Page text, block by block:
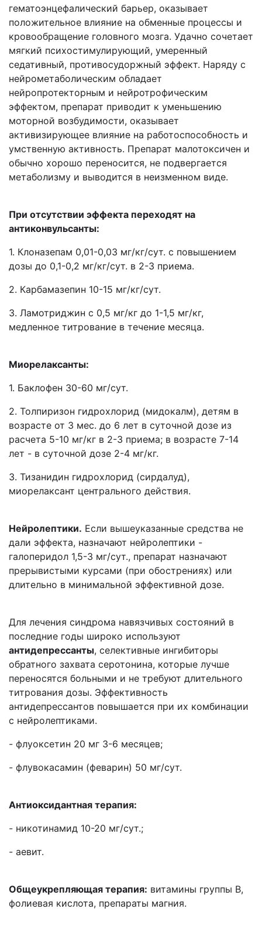
гематоэнцефалический барьер, оказывает
положительное влияние на обменные процессы и
кровообращение головного мозга. Удачно сочетает
мягкий психостимулирующий, умеренный
седативный, противосудоржный эффект. Наряду с
нейрометаболическим обладает
нейропротекторным и нейротрофическим
эффектом, препарат приводит к уменьшению
моторной возбудимости, оказывает
активизирующее влияние на работоспособность и
умственную активность. Препарат малотоксичен и
обычно хорошо переносится, не подвергается
метаболизму и выводится в неизменном виде.
При отсутствии эффекта переходят на
антиконвульсанты:
1. Клоназепам 0,01-0,03 мг/кг/сут. с повышением
дозы до 0,1-0,2 мг/кг/сут. в 2-3 приема.
2. Карбамазепин 10-15 мг/кг/сут.
3. Ламотриджин с 0,5 мг/кг до 1-1,5 мг/кг,
медленное титрование в течение месяца.
Миорелаксанты:
1. Баклофен 30-60 мг/сут.
2. Толпиризон гидрохлорид (мидокалм), детям в
возрасте от 3 мес. до 6 лет в суточной дозе из
расчета 5-10 мг/кг в 2-3 приема; в возрасте 7-14
лет - в суточной дозе 2-4 мг/кг.
3. Тизанидин гидрохлорид (сирдалуд),
миорелаксант центрального действия.
Нейролептики. Если вышеуказанные средства не
дали эффекта, назначают нейролептики -
галоперидол 1,5-3 мг/сут., препарат назначают
прерывистыми курсами (при обострениях) или
длительно в минимальной эффективной дозе.
Для лечения синдрома навязчивых состояний в
последние годы широко используют
антидепрессанты, селективные ингибиторы
обратного захвата серотонина, которые лучше
переносятся больными и не требуют длительного
титрования дозы. Эффективность
антидепрессантов повышается при их комбинации
с нейролептиками.
- флуоксетин 20 мг 3-6 месяцев;
- флувокасамин (феварин) 50 мг/сут.
Антиоксидантная терапия:
- никотинамид 10-20 мг/сут.;
- аевит.
Общеукрепляющая терапия: витамины группы В,
фолиевая кислота, препараты магния.